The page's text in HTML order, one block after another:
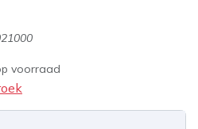
voorraad